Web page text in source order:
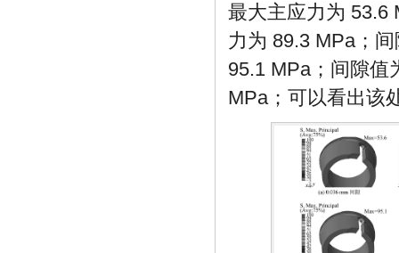
最大主应力为 53.6
力为 89.3 MPa；
95.1 MPa；间隙值
MPa；可以看出该